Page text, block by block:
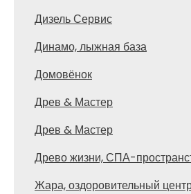
Дизель Сервис
Динамо, лыжная база
Домовёнок
Древ & Мастер
Древ & Мастер
Древо жизни, СПА-
Жара, оздоровительный